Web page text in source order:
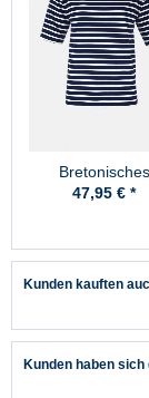
Bretonisches
Fischerhemd
47,95 € *
Kunden kauften
Kunden haben